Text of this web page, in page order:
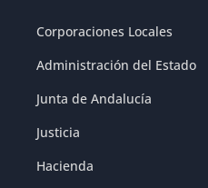
Corporaciones Locales
Administración del Estado
Junta de Andalucía
Justicia
Hacienda